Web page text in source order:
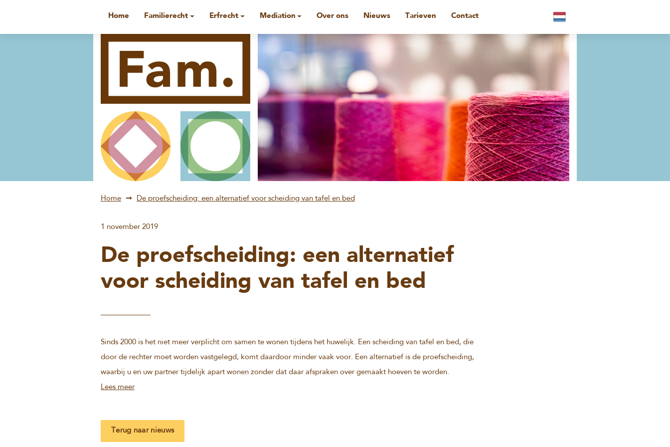
Home Familierecht Erfrecht Mediation Over ons Nieuws Tarieven Contact
Home De proefscheiding: een alternatief voor scheiding van tafel en bed
1 november 2019
De proefscheiding: een alternatief
voor scheiding van tafel en bed
Sinds 2000 is het niet meer verplicht om samen te wonen tijdens het huwelijk. Een scheiding van tafel en bed, die
door de rechter moet worden vastgelegd, komt daardoor minder vaak voor. Een alternatief is de proefscheiding,
waarbij u en uw partner tijdelijk apart wonen zonder dat daar afspraken over gemaakt hoeven te worden.
Lees meer
Terug naar nieuws